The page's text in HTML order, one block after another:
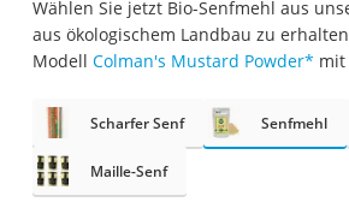
Wählen Sie jetzt Bio-Senfmehl aus
aus ökologischem Landbau zu
Modell Colman's Mustard Powder* mit
Scharfer Senf Senfmehl
Maille-Senf